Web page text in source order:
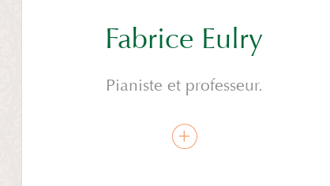
Fabrice Eulry
Pianiste et professeur.